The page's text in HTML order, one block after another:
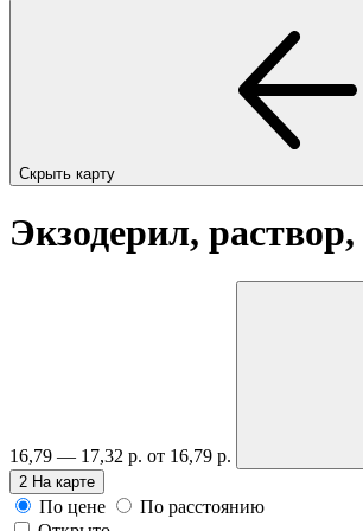
Скрыть карту
Экзодерил,
16,79 — 17,32 р. от 16,79 р.
2 На карте
По цене
По расстоянию